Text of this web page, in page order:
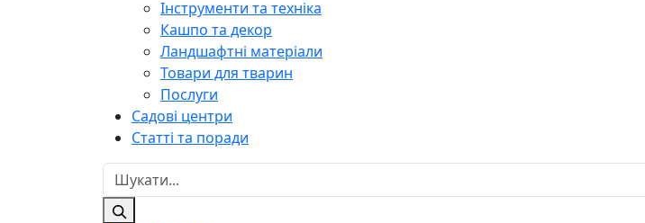
Інструменти та техніка
Кашпо та декор
Ландшафтні матеріали
Товари для тварин
Послуги
Садові центри
Статті та поради